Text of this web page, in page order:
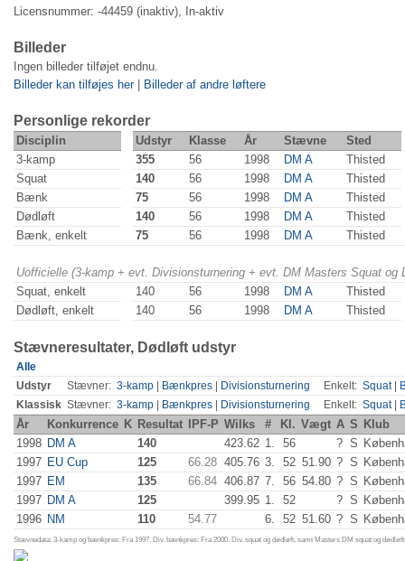
Licensnummer: -44459 (inaktiv), In-aktiv
Billeder
Ingen billeder tilføjet endnu.
Billeder kan tilføjes her| Billeder af andre løftere
Personlige rekorder
Disciplin Udstyr Klasse År Stævne
Sted
3-kamp
355 56 1998 DM A
Thisted
Squat
140 56 1998 DM A
Thisted
Bænk
75 56 1998 DM A
Thisted
Dødløft
140 56 1998 DM A
Thisted
Bænk, enkelt
75 56 1998 DM A Thisted
Uofficielle (3-kamp + evt. Divisionsturnering + evt. DM Masters Squat
Squat, enkelt
140 56 1998 DM A
Thisted
Dødløft, enkelt
140 56 1998 DM A Thisted
Stævneresultater, Dødløft udstyr
Alle
Udstyr
Stævner: 3-kamp Bænkpres Divisionsturnering Enkelt: Squat|
Klassisk Stævner: 3-kamp Bænkpres Divisionsturnering Enkelt: Squat|
År Konkurrence K Resultat IPF-P Wilks # Kl. Vægt A S Klub
1998 DM A 140 423.62 1. 56 ? S
1997 EU Cup 125 66.28 405.76 3. 52 51.90 ? S
1997 EM 135 66.84 406.87 7. 56 54.80 ? S
1997 DM A 125 399.95 1. 52 ? S
1996 NM 110 54.77 6. 52 51.60 ? S
Stævnedata: 3-kamp og bænkpres: Fra 1997. Div. bænkpres: Fra 2000. Div. squat og dødløft, samt Masters DM squat og